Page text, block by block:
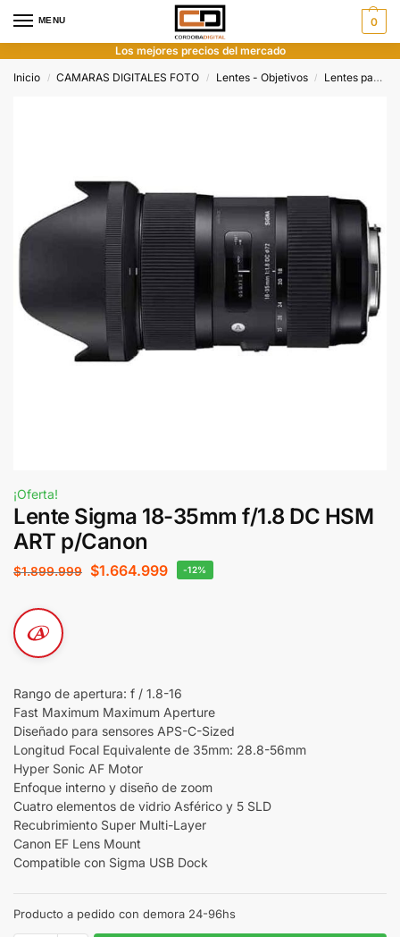
MENU 0
Los mejores precios del mercado
Inicio
/ CAMARAS DIGITALES FOTO / Lentes - Objetivos / Lentes para Canon
¡Oferta!
Lente Sigma 18-35mm f/1.8 DC HSM
ART p/Canon
$1.899.999 $1.664.999 -12%
Rango de apertura: f / 1.8-16
Fast Maximum Maximum Aperture
Diseñado para sensores APS-C-Sized
Longitud Focal Equivalente de 35mm: 28.8-56mm
Hyper Sonic AF Motor
Enfoque interno y diseño de zoom
Cuatro elementos de vidrio Asférico y 5 SLD
Recubrimiento Super Multi-Layer
Canon EF Lens Mount
Compatible con Sigma USB Dock
Producto a pedido con demora 24-96hs